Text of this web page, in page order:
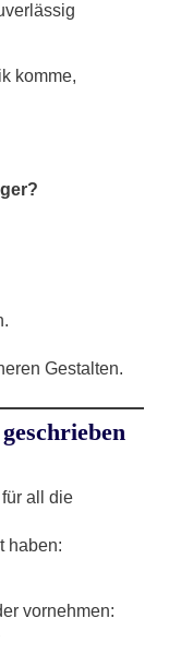
komme,
Gestalten.
all die
haben:
vornehmen: